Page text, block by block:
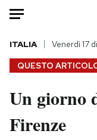
HOME
Italia
Politica
QUESTO
ITALIA Venerdì 17
Un giorno
Firenze